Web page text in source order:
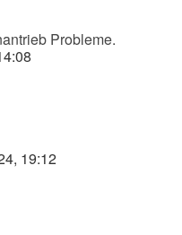
Probleme.
19:12